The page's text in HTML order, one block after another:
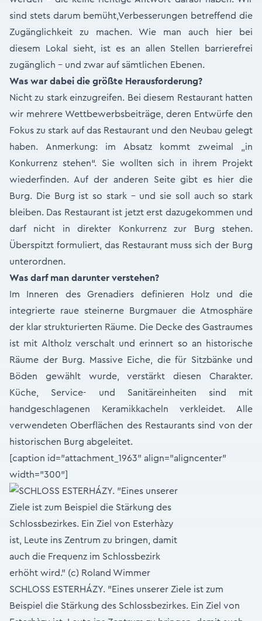
sind stets darum bemüht,Verbesserungen betreffend die
Zugänglichkeit zu machen. Wie man auch hier bei
diesem Lokal sieht, ist es an allen Stellen barrierefrei
zugänglich – und zwar auf sämtlichen Ebenen.
Was war dabei die größte Heraus­forderung?
Nicht zu stark einzugreifen. Bei diesem Restaurant hatten
wir mehrere Wettbewerbsbeiträge, deren Entwürfe den
Fokus zu stark auf das Restaurant und den Neubau gelegt
haben. Anmerkung: im Absatz kommt zweimal „in
Konkurrenz stehen“. Sie wollten sich in ihrem Projekt
wiederfinden. Auf der anderen Seite gibt es hier die
Burg. Die Burg ist so stark – und sie soll auch so stark
bleiben. Das Restaurant ist jetzt erst dazugekommen und
darf nicht in direkter Konkurrenz zur Burg stehen.
Überspitzt formuliert, das Restaurant muss sich der Burg
unterordnen.
Was darf man darunter verstehen?
Im Inneren des Grenadiers definieren Holz und die
integrierte raue steinerne Burgmauer die Atmosphäre
der klar strukturierten Räume. Die Decke des Gastraumes
ist mit Altholz verschalt und erinnert so an historische
Räume der Burg. Massive Eiche, die für Sitzbänke und
Böden gewählt wurde, verstärkt diesen Charakter.
Küche, Service- und Sanitäreinheiten sind mit
handgeschlagenen Keramikkacheln verkleidet. Alle
verwendeten Oberflächen des Restaurants sind von der
historischen Burg abgeleitet.
[caption id="attachment_1963" align="aligncenter"
width="300"]
SCHLOSS ESTERHÁZY. "Eines unserer Ziele ist zum
Beispiel die Stärkung des Schlossbezirkes. Ein Ziel von